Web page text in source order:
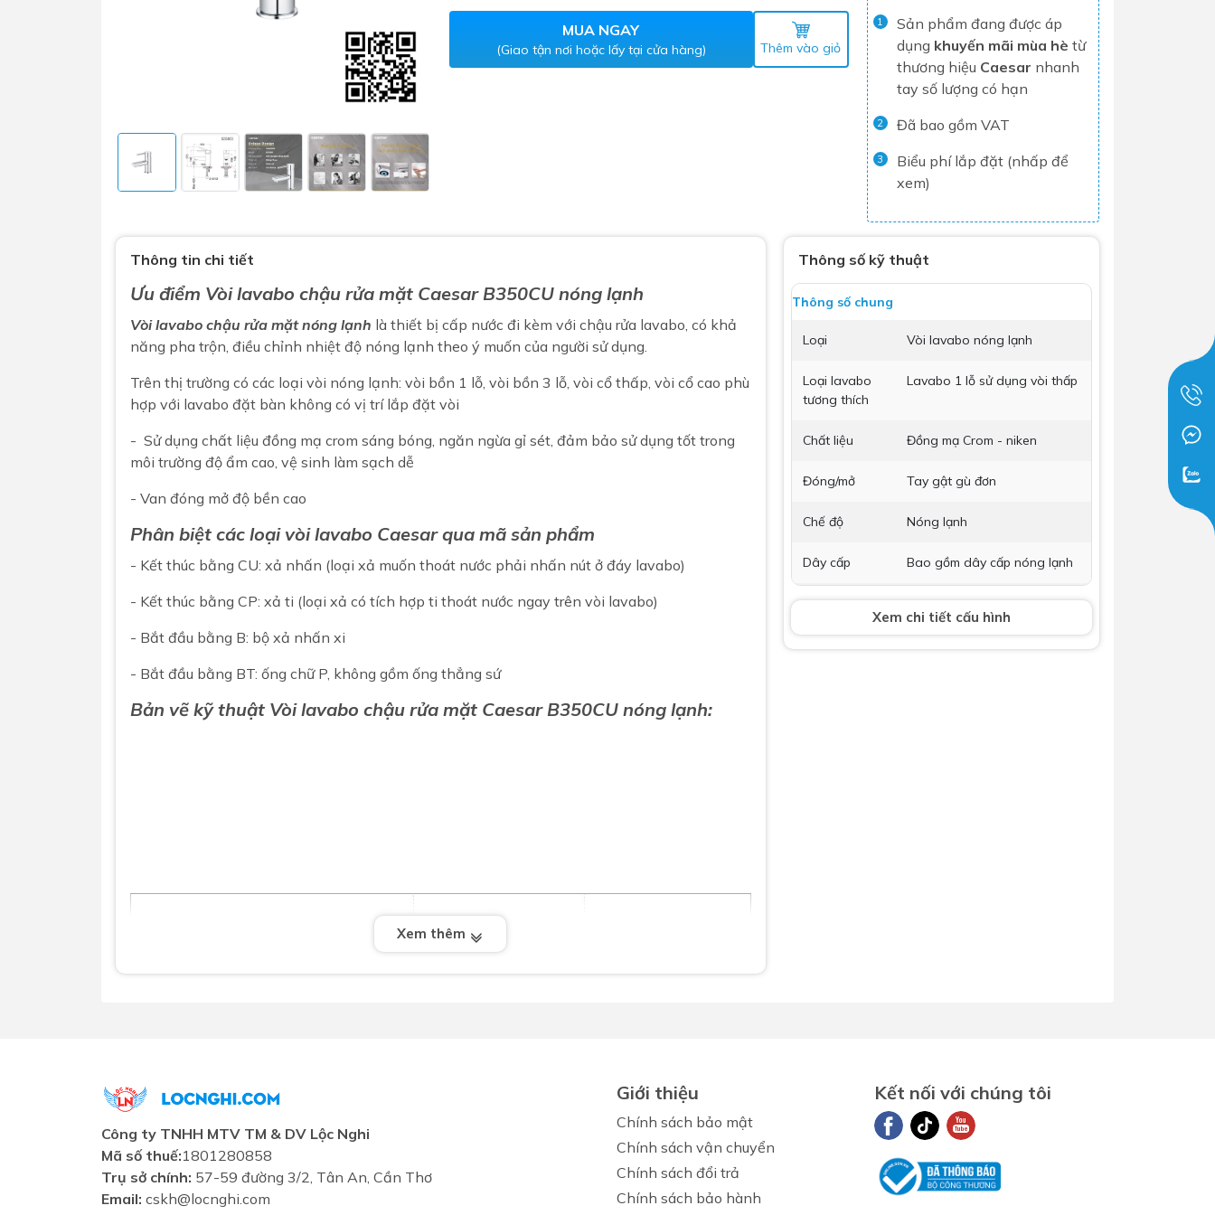
Máy nước nóng gián tiếp
Tủ lạnh
Máy rửa chén
Nồi chiên không dầu
Nồi cơm điện
Gia dụng
Gương nhà vệ sinh - nhà tắm
Máy sấy tay
Nắp bồn cầu
Nắp điện tử
chọn
Combo thiết bị vệ sinh chính hãng
Combo Máy nước nóng năng lượng
mặt trời
Combo thiết bị vệ sinh cao cấp
Dịch Vụ Lắp Đặt Thiết Bị Nhà Bếp
Lộc Nghi Cần Thơ – Chuyên
Nghiệp và Tận Tâm
Dịch Vụ Lắp Đặt Thiết Bị Ngành
Nước Lộc Nghi Cần Thơ – Chuyên
Kiện Nhà Tắm Lộc Nghi Cần Thơ –
Chuyên Nghiệp và Tận Tâm
Dịch Vụ Lắp Đặt Bồn Cầu &
Lavabo Lộc Nghi Cần Thơ –
Chuyên Nghiệp & Tận Tâm
MUA NGAY
(Giao tận nơi hoặc lấy tại cửa hàng) Thêm vào giỏ
1
Sản phẩm đang được áp
dụng khuyến mãi mùa hè từ
thương hiệu Caesar nhanh
tay số lượng có hạn
2 Đã bao gồm VAT
3
Biểu phí lắp đặt (nhấp để
xem)
Thông số kỹ thuật
Thông số chung
Loại Vòi lavabo nóng lạnh
Loại lavabo
tương thích
Lavabo 1 lỗ sử dụng vòi thấp
Chất liệu Đồng mạ Crom - niken
Đóng/mở Tay gật gù đơn
Chế độ Nóng lạnh
Dây cấp Bao gồm dây cấp nóng lạnh
Bộ xả Kèm bộ xả nhấn
Xem chi tiết cấu hình
Thông tin chi tiết
Ưu điểm Vòi lavabo chậu rửa mặt Caesar B350CU nóng lạnh
Vòi lavabo chậu rửa mặt nóng lạnh là thiết bị cấp nước đi kèm với chậu rửa lavabo, có khả
năng pha trộn, điều chỉnh nhiệt độ nóng lạnh theo ý muốn của người sử dụng.
Trên thị trường có các loại vòi nóng lạnh: vòi bồn 1 lỗ, vòi bồn 3 lỗ, vòi cổ thấp, vòi cổ cao phù
hợp với lavabo đặt bàn không có vị trí lắp đặt vòi
- Sử dụng chất liệu đồng mạ crom sáng bóng, ngăn ngừa gỉ sét, đảm bảo sử dụng tốt trong
môi trường độ ẩm cao, vệ sinh làm sạch dễ
- Van đóng mở độ bền cao
Phân biệt các loại vòi lavabo Caesar qua mã sản phẩm
- Kết thúc bằng CU: xả nhấn (loại xả muốn thoát nước phải nhấn nút ở đáy lavabo)
- Kết thúc bằng CP: xả ti (loại xả có tích hợp ti thoát nước ngay trên vòi lavabo)
- Bắt đầu bằng B: bộ xả nhấn xi
- Bắt đầu bằng BT: ống chữ P, không gồm ống thẳng sứ
Bản vẽ kỹ thuật Vòi lavabo chậu rửa mặt Caesar B350CU nóng lạnh:
Xem thêm
Công ty TNHH MTV TM & DV Lộc Nghi
Mã số thuế:1801280858
Trụ sở chính: 57-59 đường 3/2, Tân An, Cần Thơ
Email: cskh@locnghi.com
Giới thiệu
Chính sách bảo mật
Chính sách vận chuyển
Chính sách đổi trả
Chính sách bảo hành
Kết nối với chúng tôi